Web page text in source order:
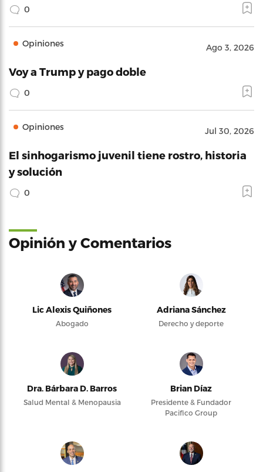
0
Opiniones Ago 3, 2026
Voy a Trump y pago doble
0
Opiniones Jul 30, 2026
El sinhogarismo juvenil tiene rostro, historia
y solución
0
Opinión y Comentarios
Lic Alexis Quiñones
Abogado
Adriana Sánchez
Derecho y deporte
Dra. Bárbara D. Barros
Salud Mental & Menopausia
Brian Díaz
Presidente & Fundador
Pacifico Group